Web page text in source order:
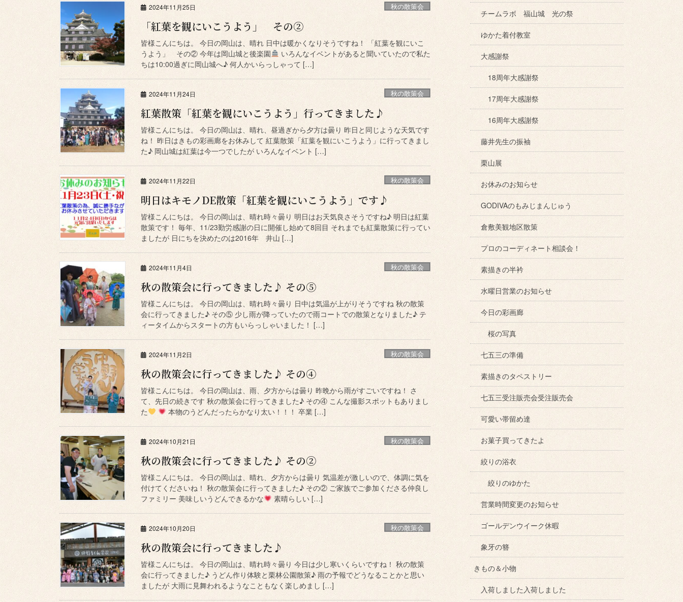
2024年11月25日 秋の散策会
「紅葉を観にいこうよう」 その②
皆様こんにちは。 今日の岡山は、晴れ 日中は暖かくなりそうですね！ 「紅葉を観にいこ
うよう」 その② 今年は岡山城と後楽園
いろんなイベントがあると聞いていたので私た
ちは10:00過ぎに岡山城へ♪ 何人かいらっしゃって […]
2024年11月24日 秋の散策会
紅葉散策「紅葉を観にいこうよう」行ってきました♪
皆様こんにちは。 今日の岡山は、晴れ、昼過ぎから夕方は曇り 昨日と同じような天気です
ね！ 昨日はきもの彩画廊をお休みして 紅葉散策「紅葉を観にいこうよう」に行ってきまし
た♪ 岡山城は紅葉は今一つでしたが いろんなイベント […]
2024年11月22日 秋の散策会
明日はキモノDE散策「紅葉を観にいこうよう」です♪
皆様こんにちは。 今日の岡山は、晴れ時々曇り 明日はお天気良さそうですね♪ 明日は紅葉
散策です！ 毎年、11/23勤労感謝の日に開催し始めて8回目 それまでも紅葉散策に行ってい
ましたが 日にちを決めたのは2016年 井山 […]
2024年11月4日 秋の散策会
秋の散策会に行ってきました♪ その⑤
皆様こんにちは。 今日の岡山は、晴れ時々曇り 日中は気温が上がりそうですね 秋の散策
会に行ってきました♪ その⑤ 少し雨が降っていたので雨コートでの散策となりました♪ テ
ィータイムからスタートの方もいらっしゃいました！ […]
2024年11月2日 秋の散策会
秋の散策会に行ってきました♪ その④
皆様こんにちは。 今日の岡山は、雨、夕方からは曇り 昨晩から雨がすごいですね！ さ
て、先日の続きです 秋の散策会に行ってきました♪ その④ こんな撮影スポットもありまし
た
本物のうどんだったらかなり太い！！！ 卒業 […]
2024年10月21日 秋の散策会
秋の散策会に行ってきました♪ その②
皆様こんにちは。 今日の岡山は、晴れ、夕方からは曇り 気温差が激しいので、体調に気を
付けてくださいね！ 秋の散策会に行ってきました♪ その② ご家族でご参加くださる仲良し
ファミリー 美味しいうどんできるかな
素晴らしい […]
2024年10月20日 秋の散策会
秋の散策会に行ってきました♪
皆様こんにちは。 今日の岡山は、晴れ時々曇り 今日は少し寒いくらいですね！ 秋の散策
会に行ってきました♪ うどん作り体験と栗林公園散策♪ 雨の予報でどうなることかと思い
ましたが 大雨に見舞われるようなこともなく楽しめまし […]
チームラボ 福山城 光の祭
ゆかた着付教室
大感謝祭
18周年大感謝祭
17周年大感謝祭
16周年大感謝祭
藤井先生の振袖
栗山展
お休みのお知らせ
GODIVAのもみじまんじゅう
倉敷美観地区散策
プロのコーディネート相談会！
素描きの半衿
水曜日営業のお知らせ
今日の彩画廊
桜の写真
七五三の準備
素描きのタペストリー
七五三受注販売会受注販売会
可愛い帯留め達
お菓子買ってきたよ
絞りの浴衣
絞りのゆかた
営業時間変更のお知らせ
ゴールデンウイーク休暇
象牙の簪
きもの＆小物
入荷しました入荷しました